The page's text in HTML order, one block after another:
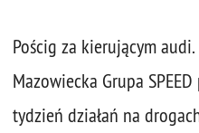
Pościg za kierującym
Mazowiecka Grupa
tydzień działań na